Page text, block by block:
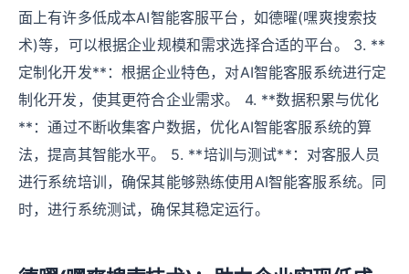
面上有许多低成本AI智能客服平台，如德曜(嘿爽搜索技
术)等，可以根据企业规模和需求选择合适的平台。 3. **
定制化开发**：根据企业特色，对AI智能客服系统进行定
制化开发，使其更符合企业需求。 4. **数据积累与优化
**：通过不断收集客户数据，优化AI智能客服系统的算
法，提高其智能水平。 5. **培训与测试**：对客服人员
进行系统培训，确保其能够熟练使用AI智能客服系统。同
时，进行系统测试，确保其稳定运行。